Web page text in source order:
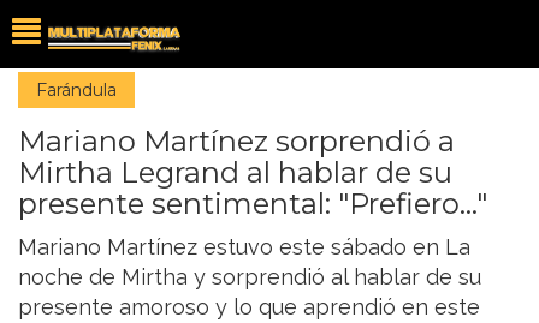
Farándula
Mariano Martínez sorprendió a
Mirtha Legrand al hablar de su
presente sentimental: "Prefiero..."
Mariano Martínez estuvo este sábado en La
noche de Mirtha y sorprendió al hablar de su
presente amoroso y lo que aprendió en este